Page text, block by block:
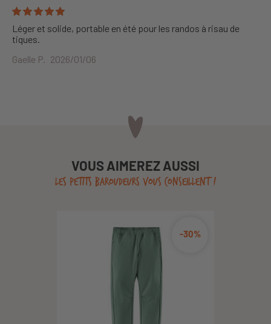
Léger et solide, portable en été pour les randos à risau de
tiques.
Gaelle P. 2026/01/06
VOUS AIMEREZ AUSSI
LES PETITS BAROUDEURS VOUS CONSEILLENT !
-30%